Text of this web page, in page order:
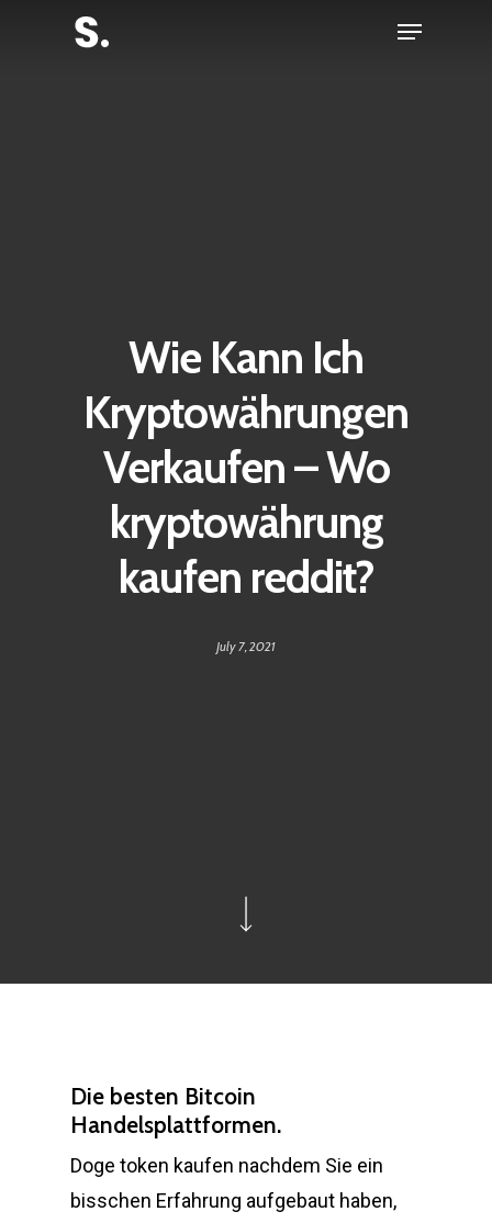
Menu
Wie Kann Ich
Kryptowährungen
Verkaufen – Wo
kryptowährung
kaufen reddit?
July 7, 2021
Die besten Bitcoin
Handelsplattformen.
Doge token kaufen nachdem Sie ein
bisschen Erfahrung aufgebaut haben,